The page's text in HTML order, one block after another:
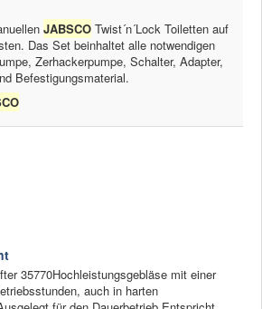
JABSCO Twist´n´Lock Toiletten auf
Das Set beinhaltet alle notwendigen
Zerhackerpumpe, Schalter, Adapter,
Befestigungsmaterial.
35770Hochleistungsgebläse mit einer
auch in harten